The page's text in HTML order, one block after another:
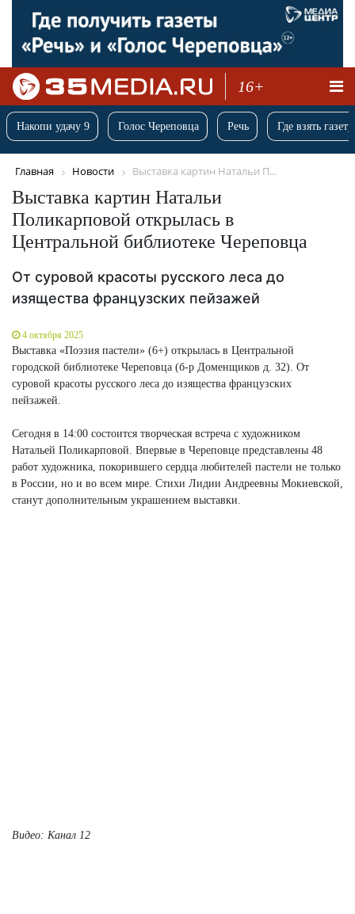
16+
Накопи удачу 9 Голос Череповца Речь Где взять
Главная Новости Выставка картин Натальи П...
Выставка картин Натальи
Поликарповой открылась в
Центральной библиотеке Череповца
От суровой красоты русского леса до
изящества французских пейзажей
4 октября 2025
Выставка «Поэзия пастели» (6+) открылась в Центральной
городской библиотеке Череповца (б-р Доменщиков д. 32). От
суровой красоты русского леса до изящества французских
пейзажей.
Сегодня в 14:00 состоится творческая встреча с художником
Натальей Поликарповой. Впервые в Череповце представлены 48
работ художника, покорившего сердца любителей пастели не только
в России, но и во всем мире. Стихи Лидии Андреевны Мокиевской,
станут дополнительным украшением выставки.
Видео: Канал 12